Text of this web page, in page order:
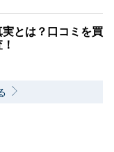
とは？口コミを買